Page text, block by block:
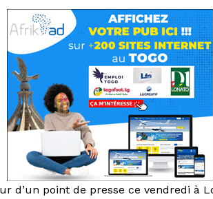
d’un point de presse ce vendredi à